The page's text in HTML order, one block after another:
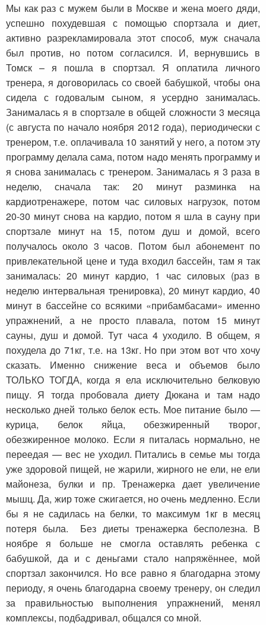
Мы как раз с мужем были в Москве и жена моего дяди,
успешно похудевшая с помощью спортзала и диет,
активно разрекламировала этот способ, муж сначала
был против, но потом согласился. И, вернувшись в
Томск – я пошла в спортзал. Я оплатила личного
тренера, я договорилась со своей бабушкой, чтобы она
сидела с годовалым сыном, я усердно занималась.
Занималась я в спортзале в общей сложности 3 месяца
(с августа по начало ноября 2012 года), периодически с
тренером, т.е. оплачивала 10 занятий у него, а потом эту
программу делала сама, потом надо менять программу и
я снова занималась с тренером. Занималась я 3 раза в
неделю, сначала так: 20 минут разминка на
кардиотренажере, потом час силовых нагрузок, потом
20-30 минут снова на кардио, потом я шла в сауну при
спортзале минут на 15, потом душ и домой, всего
получалось около 3 часов. Потом был абонемент по
привлекательной цене и туда входил бассейн, там я так
занималась: 20 минут кардио, 1 час силовых (раз в
неделю интервальная тренировка), 20 минут кардио, 40
минут в бассейне со всякими «прибамбасами» именно
упражнений, а не просто плавала, потом 15 минут
сауны, душ и домой. Тут часа 4 уходило. В общем, я
похудела до 71кг, т.е. на 13кг. Но при этом вот что хочу
сказать. Именно снижение веса и объемов было
ТОЛЬКО ТОГДА, когда я ела исключительно белковую
пищу. Я тогда пробовала диету Дюкана и там надо
несколько дней только белок есть. Мое питание было —
курица, белок яйца, обезжиренный творог,
обезжиренное молоко. Если я питалась нормально, не
переедая — вес не уходил. Питались в семье мы тогда
уже здоровой пищей, не жарили, жирного не ели, не ели
майонеза, булки и пр. Тренажерка дает увеличение
мышц. Да, жир тоже сжигается, но очень медленно. Если
бы я не садилась на белки, то максимум 1кг в месяц
потеря была. Без диеты тренажерка бесполезна. В
ноябре я больше не смогла оставлять ребенка с
бабушкой, да и с деньгами стало напряжённее, мой
спортзал закончился. Но все равно я благодарна этому
периоду, я очень благодарна своему тренеру, он следил
за правильностью выполнения упражнений, менял
комплексы, подбадривал, общался со мной.